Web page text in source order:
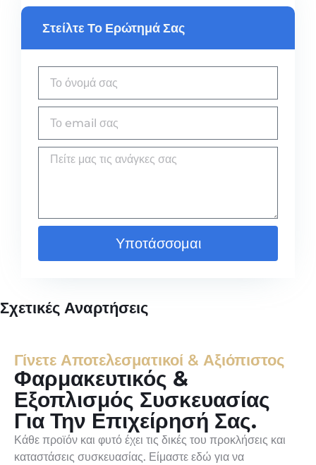
Στείλτε Το Ερώτημά Σας
Υποτάσσομαι
Σχετικές Αναρτήσεις
Γίνετε Αποτελεσματικοί & Αξιόπιστος
Φαρμακευτικός &
Εξοπλισμός Συσκευασίας
Για Την Επιχείρησή Σας.
Κάθε προϊόν και φυτό έχει τις δικές του προκλήσεις και
καταστάσεις συσκευασίας. Είμαστε εδώ για να